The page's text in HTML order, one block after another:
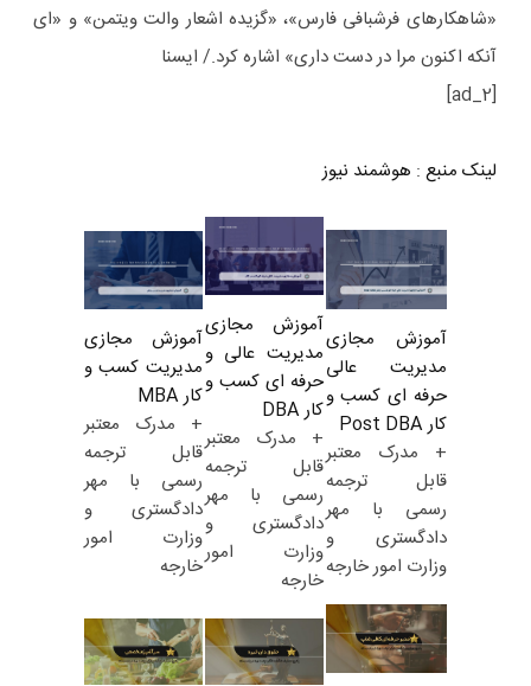
«شاهکار‌های فرشبافی فارس»، «گزیده اشعار والت ویتمن» و «ای
آنکه اکنون مرا در دست داری» اشاره کرد./ ایسنا
[ad_2]
لینک منبع : هوشمند نیوز
آموزش مجازی
مدیریت عالی
حرفه ای کسب و
کار Post DBA
+ مدرک معتبر
قابل ترجمه
رسمی با مهر
دادگستری و
وزارت امور خارجه
آموزش مجازی
مدیریت عالی و
حرفه ای کسب و
کار DBA
+ مدرک معتبر
قابل ترجمه
رسمی با مهر
دادگستری و
وزارت امور
خارجه
آموزش مجازی
مدیریت کسب و
کار MBA
+ مدرک معتبر
قابل ترجمه
رسمی با مهر
دادگستری و
وزارت امور
خارجه